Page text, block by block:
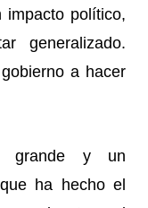
impacto político,
generalizado.
a hacer
grande y un
ha hecho el